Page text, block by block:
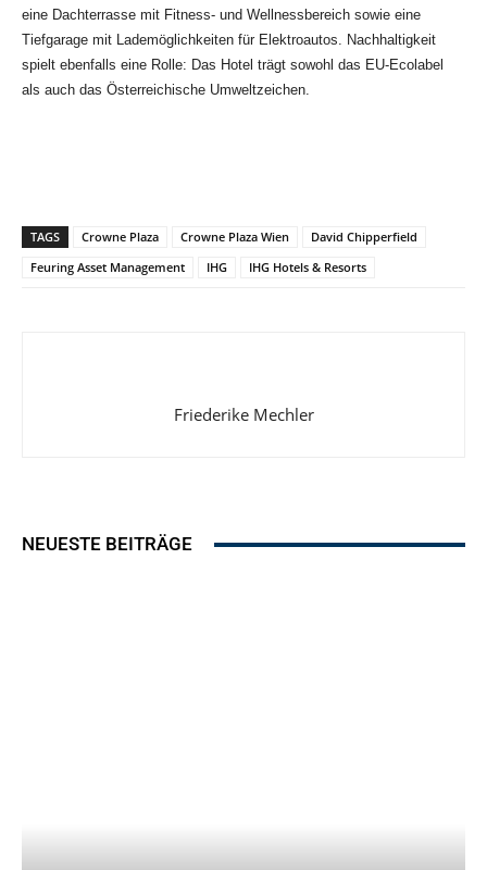
eine Dachterrasse mit Fitness- und Wellnessbereich sowie eine
Tiefgarage mit Lademöglichkeiten für Elektroautos. Nachhaltigkeit
spielt ebenfalls eine Rolle: Das Hotel trägt sowohl das EU-Ecolabel
als auch das Österreichische Umweltzeichen.
TAGS Crowne Plaza Crowne Plaza Wien
David Chipperfield
Feuring Asset Management
IHG IHG Hotels & Resorts
Friederike Mechler
NEUESTE BEITRÄGE